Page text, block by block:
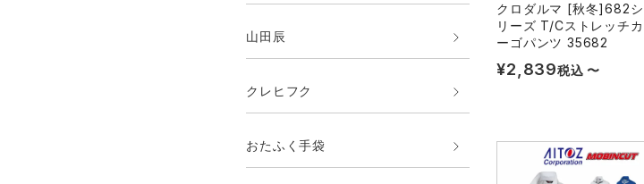
山田辰
クレヒフク
おたふく手袋
クロダルマ [秋冬]682シ
リーズ T/Cストレッチカ
ーゴパンツ 35682
¥2,839税込 〜